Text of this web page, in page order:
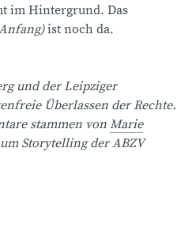
im Hintergrund. Das
ist noch da.
und der Leipziger
Überlassen der Rechte.
stammen von Marie
Storytelling der ABZV